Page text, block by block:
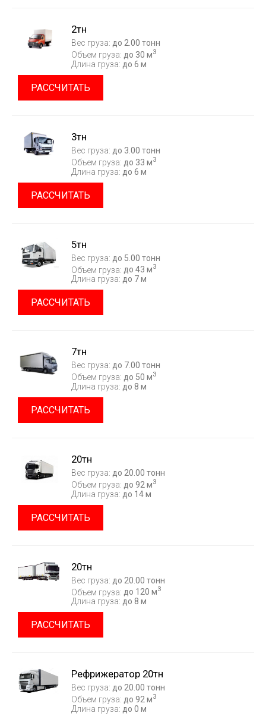
2тн
Вес груза: до 2.00 тонн
Объем груза: до 30 м3
Длина груза: до 6 м
РАССЧИТАТЬ
3тн
Вес груза: до 3.00 тонн
Объем груза: до 33 м3
Длина груза: до 6 м
РАССЧИТАТЬ
5тн
Вес груза: до 5.00 тонн
Объем груза: до 43 м3
Длина груза: до 7 м
РАССЧИТАТЬ
7тн
Вес груза: до 7.00 тонн
Объем груза: до 50 м3
Длина груза: до 8 м
РАССЧИТАТЬ
20тн
Вес груза: до 20.00 тонн
Объем груза: до 92 м3
Длина груза: до 14 м
РАССЧИТАТЬ
20тн
Вес груза: до 20.00 тонн
Объем груза: до 120 м3
Длина груза: до 8 м
РАССЧИТАТЬ
Рефрижератор 20тн
Вес груза: до 20.00 тонн
Объем груза: до 92 м3
Длина груза: до 0 м